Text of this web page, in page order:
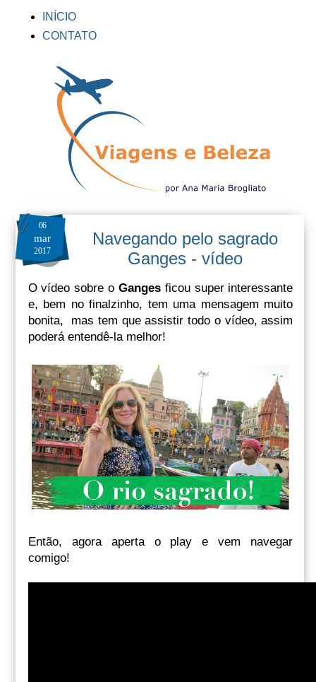
INÍCIO
CONTATO
06
mar
2017
Navegando pelo sagrado
Ganges - vídeo
O vídeo sobre o Gangesficou super interessante
e, bem no finalzinho, tem uma mensagem muito
bonita, mas tem que assistir todo o vídeo, assim
poderá entendê-la melhor!
Então, agora aperta o play e vem navegar
comigo!